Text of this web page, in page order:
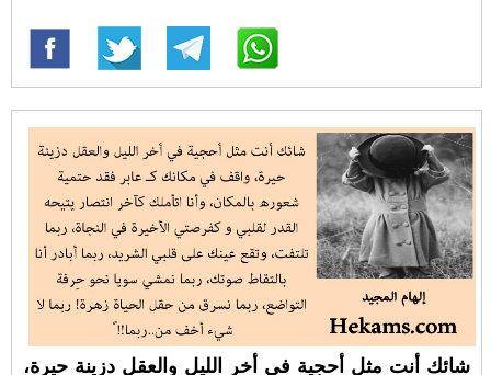
شائك أنت مثل أحجية في أخر الليل والعقل دزينة حيرة،